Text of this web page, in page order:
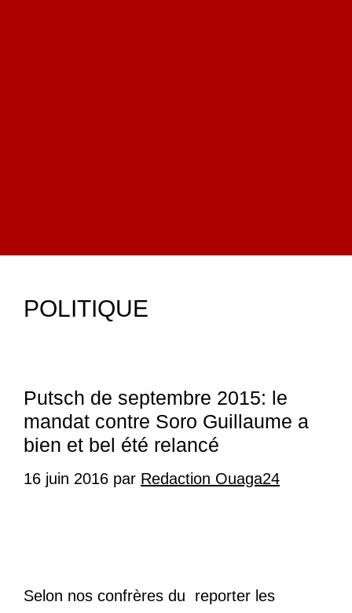
POLITIQUE
Putsch de septembre 2015: le
mandat contre Soro Guillaume a
bien et bel été relancé
16 juin 2016 par Redaction Ouaga24
Selon nos confrères du reporter les